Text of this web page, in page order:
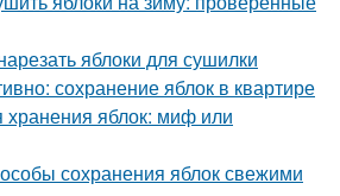
яблоки для сушилки
сохранение яблок в квартире
хранения яблок: миф или
сохранения яблок свежими